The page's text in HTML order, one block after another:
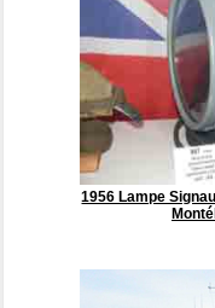
1956 Lampe